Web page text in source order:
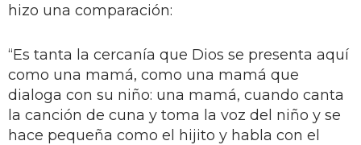
hizo una comparación:
“Es tanta la cercanía que Dios se presenta aquí
como una mamá, como una mamá que
dialoga con su niño: una mamá, cuando canta
la canción de cuna y toma la voz del niño y se
hace pequeña como el hijito y habla con el